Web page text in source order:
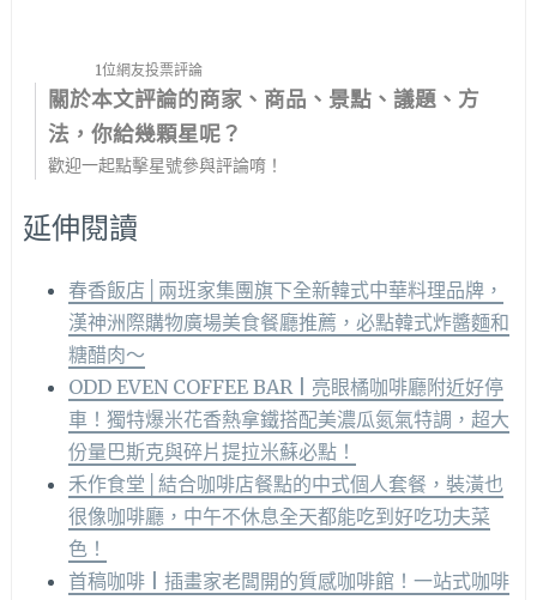
1位網友投票評論
關於本文評論的商家、商品、景點、議題、方
法，你給幾顆星呢？
歡迎一起點擊星號參與評論唷！
延伸閱讀
春香飯店│兩班家集團旗下全新韓式中華料理品牌，
漢神洲際購物廣場美食餐廳推薦，必點韓式炸醬麵和
糖醋肉～
ODD EVEN COFFEE BAR | 亮眼橘咖啡廳附近好停
車！獨特爆米花香熱拿鐵搭配美濃瓜氮氣特調，超大
份量巴斯克與碎片提拉米蘇必點！
禾作食堂│結合咖啡店餐點的中式個人套餐，裝潢也
很像咖啡廳，中午不休息全天都能吃到好吃功夫菜
色！
首稿咖啡 | 插畫家老闆開的質感咖啡館！一站式咖啡